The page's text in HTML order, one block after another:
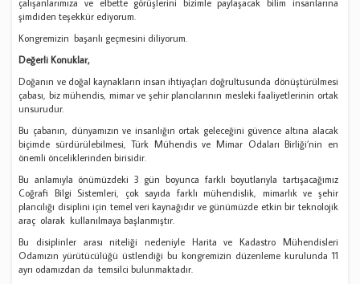
çalışanlarımıza ve elbette görüşlerini bizimle paylaşacak bilim insanlarına
şimdiden teşekkür ediyorum.
Kongremizin başarılı geçmesini diliyorum.
Değerli Konuklar,
Doğanın ve doğal kaynakların insan ihtiyaçları doğrultusunda dönüştürülmesi
çabası, biz mühendis, mimar ve şehir plancılarının mesleki faaliyetlerinin ortak
unsurudur.
Bu çabanın, dünyamızın ve insanlığın ortak geleceğini güvence altına alacak
biçimde sürdürülebilmesi, Türk Mühendis ve Mimar Odaları Birliği’nin en
önemli önceliklerinden birisidir.
Bu anlamıyla önümüzdeki 3 gün boyunca farklı boyutlarıyla tartışacağımız
Coğrafi Bilgi Sistemleri, çok sayıda farklı mühendislik, mimarlık ve şehir
plancılığı disiplini için temel veri kaynağıdır ve günümüzde etkin bir teknolojik
araç olarak kullanılmaya başlanmıştır.
Bu disiplinler arası niteliği nedeniyle Harita ve Kadastro Mühendisleri
Odamızın yürütücülüğü üstlendiği bu kongremizin düzenleme kurulunda 11
ayrı odamızdan da temsilci bulunmaktadır.